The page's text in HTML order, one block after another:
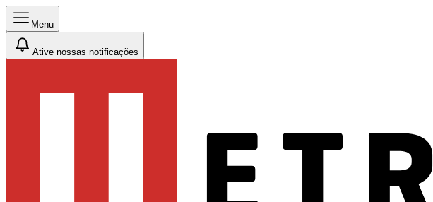
Menu
Ative nossas notificações